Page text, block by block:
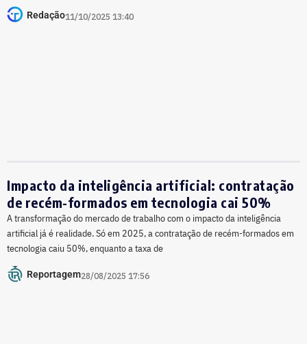
Redação11/10/2025 13:40
Impacto da inteligência artificial: contratação
de recém-formados em tecnologia cai 50%
A transformação do mercado de trabalho com o impacto da inteligência
artificial já é realidade. Só em 2025, a contratação de recém-formados em
tecnologia caiu 50%, enquanto a taxa de
Reportagem28/08/2025 17:56